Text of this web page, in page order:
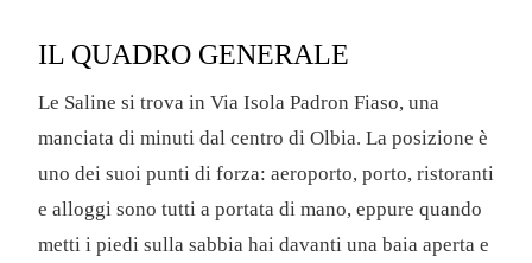
IL QUADRO GENERALE
Le Saline si trova in Via Isola Padron Fiaso, una
manciata di minuti dal centro di Olbia. La posizione è
uno dei suoi punti di forza: aeroporto, porto, ristoranti
e alloggi sono tutti a portata di mano, eppure quando
metti i piedi sulla sabbia hai davanti una baia aperta e